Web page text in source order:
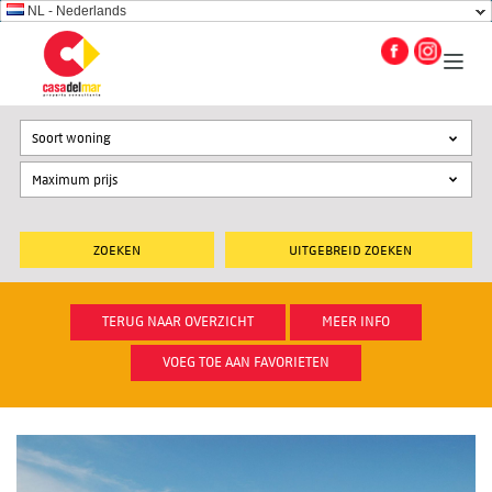
NL - Nederlands
UITGEBREID ZOEKEN
Soort woning
TERUG NAAR OVERZICHT MEER INFO
VOEG TOE AAN FAVORIETEN